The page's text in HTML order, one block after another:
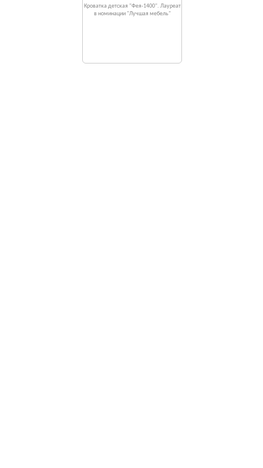
Кроватка детская "Фея-1400". Лауреат
в номинации "Лучшая мебель"